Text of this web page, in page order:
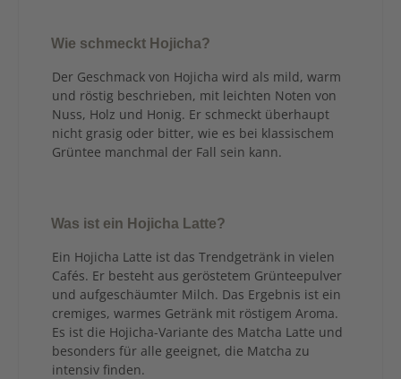
Wie schmeckt Hojicha?
Der Geschmack von Hojicha wird als mild, warm
und röstig beschrieben, mit leichten Noten von
Nuss, Holz und Honig. Er schmeckt überhaupt
nicht grasig oder bitter, wie es bei klassischem
Grüntee manchmal der Fall sein kann.
Was ist ein Hojicha Latte?
Ein Hojicha Latte ist das Trendgetränk in vielen
Cafés. Er besteht aus geröstetem Grünteepulver
und aufgeschäumter Milch. Das Ergebnis ist ein
cremiges, warmes Getränk mit röstigem Aroma.
Es ist die Hojicha-Variante des Matcha Latte und
besonders für alle geeignet, die Matcha zu
intensiv finden.